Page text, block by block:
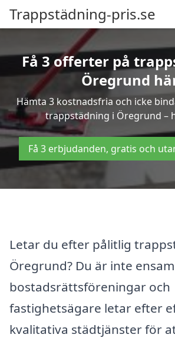
Trappstädning-pris.se
Få 3 offerter på
Öregrund
Hämta 3 kostnadsfria och icke
trappstädning i Öregrund –
Få 3 erbjudanden, gratis och
Letar du efter pålitlig
Öregrund? Du är inte
bostadsrättsföreningar och
fastighetsägare letar efter
kvalitativa städtjänster för